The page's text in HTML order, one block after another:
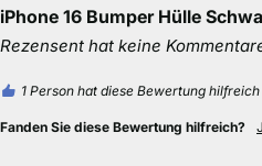
iPhone 16 Bumper Hülle
Rezensent hat keine
1 Person hat diese Bewertung
Fanden Sie diese Bewertung hilfreich?